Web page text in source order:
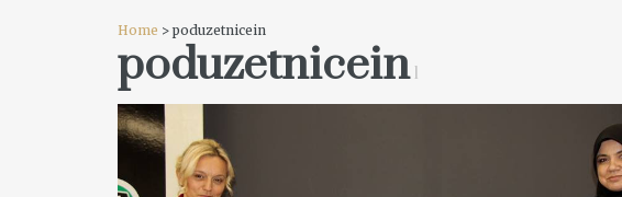
Home > poduzetnicein
poduzetnicein1